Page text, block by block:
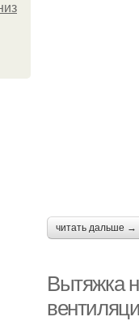
читать дальше →
Вытяжка